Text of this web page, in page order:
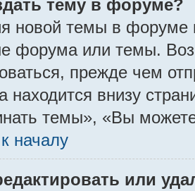
тему в форуме?
новой темы в форуме
форума или темы.
прежде чем
находится внизу
темы», «Вы
началу
или